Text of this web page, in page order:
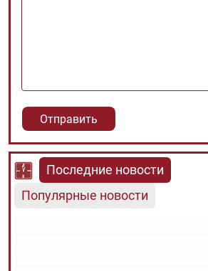
Последние новости
Популярные новости